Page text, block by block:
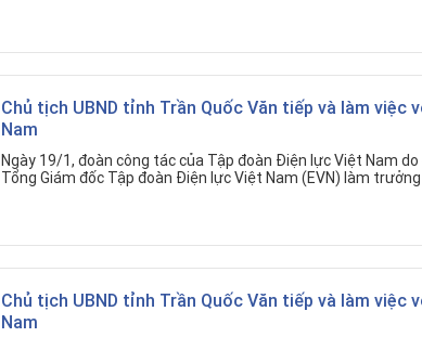
Chủ tịch UBND tỉnh Trần Quốc Văn tiếp và làm việc
Nam
Ngày 19/1, đoàn công tác của Tập đoàn Điện lực Việt Nam
Tổng Giám đốc Tập đoàn Điện lực Việt Nam (EVN) làm trưởng
Chủ tịch UBND tỉnh Trần Quốc Văn tiếp và làm việc
Nam